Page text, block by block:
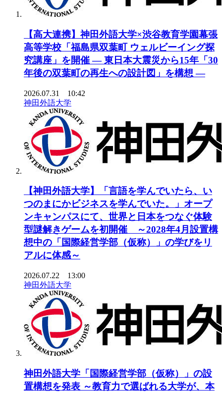
【高大連携】神田外語大学×渋谷教育学園幕張
高等学校「福島県双葉町 ウェルビーイング探
究講座」を開催 ― 東日本大震災から15年「30
年後の双葉町の再生への設計図」を構想 ―
2026.07.31 10:42
神田外語大学
【神田外語大学】「言語を学んでいたら、い
つのまにかビジネスを学んでいた。」オープ
ンキャンパスにて、世界と日本をつなぐ体験
型謎解きゲームを初開催 ～2028年4月設置構
想中の「国際経営学部（仮称）」の学びをリ
アルに体感～
2026.07.22 13:00
神田外語大学
神田外語大学「国際経営学部（仮称）」の設
置構想を発表 ～教育力で選ばれる大学が、本